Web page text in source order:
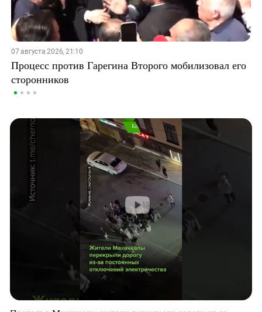
07 августа 2026, 21:10
Процесс против Гарегина Второго мобилизовал его
сторонников